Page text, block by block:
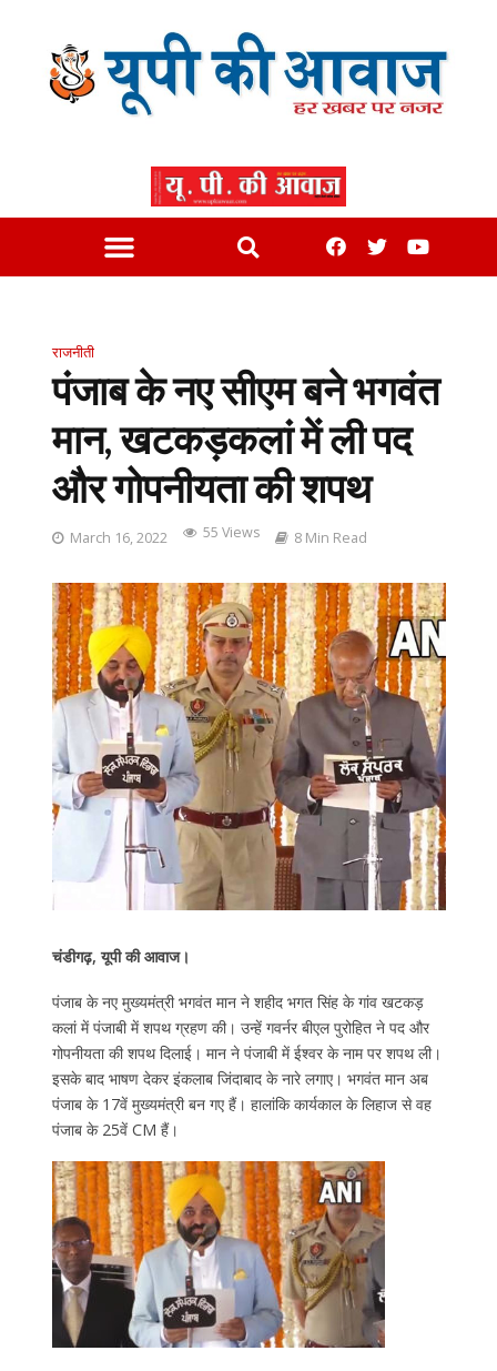
राजनीती
पंजाब के नए सीएम बने भगवंत
मान, खटकड़कलां में ली पद
और गोपनीयता की शपथ
March 16, 2022 55 Views 8 Min Read
चंडीगढ़, यूपी की आवाज।
पंजाब के नए मुख्यमंत्री भगवंत मान ने शहीद भगत सिंह के गांव खटकड़
कलां में पंजाबी में शपथ ग्रहण की। उन्हें गवर्नर बीएल पुरोहित ने पद और
गोपनीयता की शपथ दिलाई। मान ने पंजाबी में ईश्वर के नाम पर शपथ ली।
इसके बाद भाषण देकर इंकलाब जिंदाबाद के नारे लगाए। भगवंत मान अब
पंजाब के 17वें मुख्यमंत्री बन गए हैं। हालांकि कार्यकाल के लिहाज से वह
पंजाब के 25वें CM हैं।